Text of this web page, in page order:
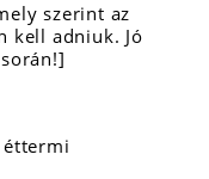
szerint az
kell adniuk. Jó